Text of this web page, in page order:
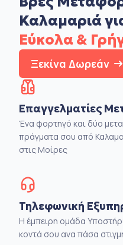
Καλαμαριά
Εύκολα &
Ξεκίνα Δωρεάν
Επαγγελματίες
Ένα φορτηγό και δύο
πράγματα σου από
στις Μοίρες
Τηλεφωνική
Η έμπειρη ομάδα
κοντά σου ανα πάσα